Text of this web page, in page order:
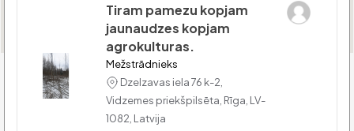
Tiram pamezu kopjam
jaunaudzes kopjam
agrokulturas.
Mežstrādnieks
Dzelzavas iela 76 k-2,
Vidzemes priekšpilsēta, Rīga, LV-
1082, Latvija